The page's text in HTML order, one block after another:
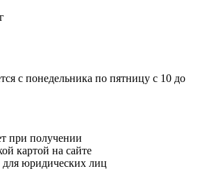
с понедельника по пятницу с 10 до
при получении
картой на сайте
для юридических лиц